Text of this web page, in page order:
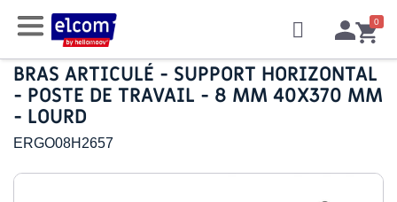
BRAS ARTICULÉ - SUPPORT HORIZONTAL
- POSTE DE TRAVAIL - 8 MM 40X370 MM
- LOURD
ERGO08H2657